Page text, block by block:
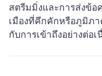
สตรีมมิ่งและการส่งข้
เมืองที่คึกคักหรือภูมิภา
กับการเข้าถึงอย่างต่อ